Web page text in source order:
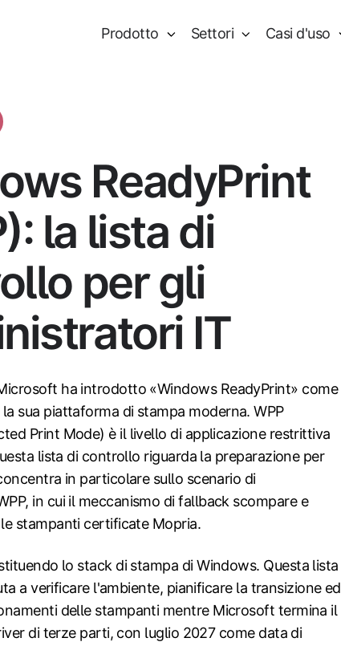
Prodotto Settori Casi d'uso
ReadyPrint
la lista di
per gli
IT
ha introdotto «Windows ReadyPrint» come
sua piattaforma di stampa moderna. WPP
Print Mode) è il livello di applicazione restrittiva
lista di controllo riguarda la preparazione per
in particolare sullo scenario di
in cui il meccanismo di fallback scompare e
stampanti certificate Mopria.
lo stack di stampa di Windows. Questa lista
a verificare l'ambiente, pianificare la transizione ed
delle stampanti mentre Microsoft termina il
di terze parti, con luglio 2027 come data di